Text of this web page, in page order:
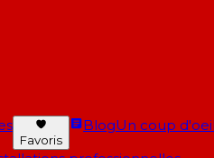
Favoris
BlogUn coup